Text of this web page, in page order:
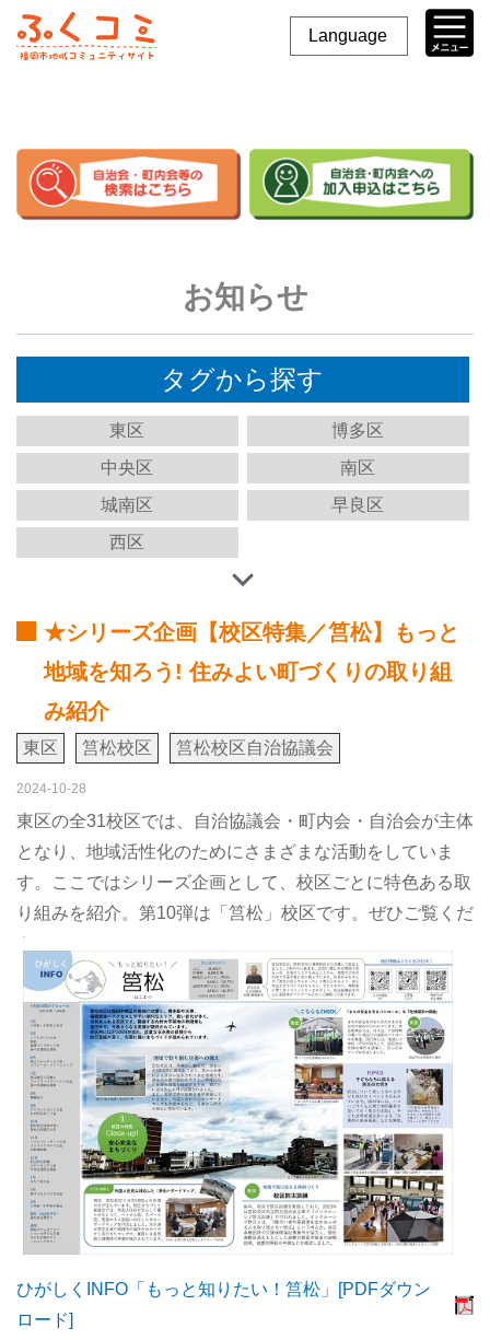
Language
お知らせ
タグから探す
東区
博多区
中央区
南区
城南区
早良区
西区
★シリーズ企画【校区特集／筥松】もっと
地域を知ろう! 住みよい町づくりの取り組
み紹介
東区 筥松校区 筥松校区自治協議会
2024-10-28
東区の全31校区では、自治協議会・町内会・自治会が主体
となり、地域活性化のためにさまざまな活動をしていま
す。ここではシリーズ企画として、校区ごとに特色ある取
り組みを紹介。第10弾は「筥松」校区です。ぜひご覧くだ
さい！
ひがしくINFO「もっと知りたい！筥松」[PDFダウン
ロード]